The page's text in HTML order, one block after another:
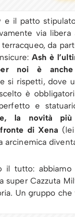
e il patto
via
da
Ash è
noi è
si rispetti, dove
è
e
la novità
di Xena
arcinemica
il tutto:
super Cazzuta
Un gruppo